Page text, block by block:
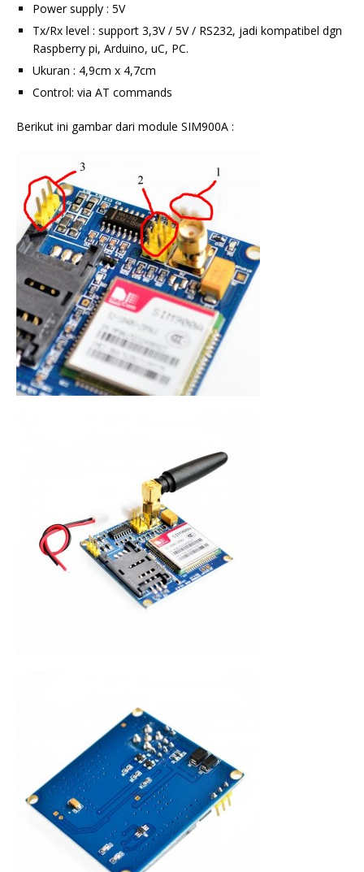
Power supply : 5V
Tx/Rx level : support 3,3V / 5V / RS232, jadi kompatibel dgn
Raspberry pi, Arduino, uC, PC.
Ukuran : 4,9cm x 4,7cm
Control: via AT commands
Berikut ini gambar dari module SIM900A :